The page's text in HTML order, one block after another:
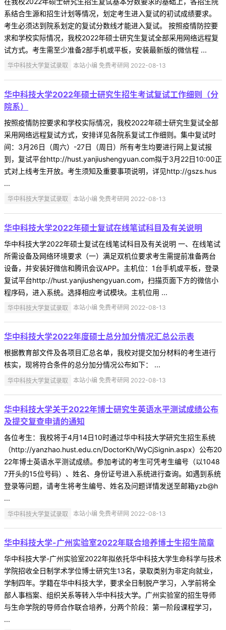
系结合生源和招生计划等情况，划定考生进入复试的初试成绩要求。
考生必须达到院系划定的复试分数线才能进入复试。 按照疫情防控要
求和学校实际情况，我校2022年硕士研究生复试全部采用网络远程复
试方式。考生需至少准备2部手机或平板，安装最新版的微信程 ...
华中科技大学复试录取 本站小编 免费考研网 2022-08-13
华中科技大学2022年硕士研究生招生考试复试工作细则（分
院系）
按照疫情防控要求和学校实际情况，我校2022年硕士研究生复试全部
采用网络远程复试方式，安排详见各院系复试工作细则。集中复试时
间：3月26日（周六）-27日（周日）所有考生均要进行网上复试报
到，复试平台http://hust.yanjiushengyuan.com拟于3月22日10:00正
式对上线考生开放。考生须知及重要事项说明，详见http://gszs.hus
...
华中科技大学复试录取 本站小编 免费考研网 2022-08-13
华中科技大学2022年硕士复试在线笔试科目及有关说明
华中科技大学2022年硕士复试在线笔试科目及有关说明 一、在线笔试
所需设备及网络环境要求（一）满足双机位要求考生需提前准备两台
设备，并安装好微信和腾讯会议APP。主机位：1台手机或平板，登录
复试平台http://hust.yanjiushengyuan.com，扫描页面下方的微信小
程序码，进入系统。选择相应考试模块。主机位用 ...
华中科技大学复试录取 本站小编 免费考研网 2022-08-13
华中科技大学2022年度硕士总分加分情况汇总公示表
根据教育部文件及各项目汇总名单，我校对提交加分材料的考生进行
核实，现将符合条件的总分加分情况公布如下： ...
华中科技大学复试录取 本站小编 免费考研网 2022-08-13
华中科技大学关于2022年博士研究生英语水平测试成绩公布
及提交复查申请的通知
各位考生：我校将于4月14日10时通过华中科技大学研究生招生系统
（http://yanzhao.hust.edu.cn/DoctorKh/WyCjSignin.aspx）公布20
22年博士英语水平测试成绩。参加考试的考生可凭考生编号（以1048
7开头的15位号码）、姓名、身份证号进入系统进行查询。如遇到系统
登录等问题，请考生将考生编号、姓名及问题详情发送至邮箱yzb@h
...
华中科技大学复试录取 本站小编 免费考研网 2022-08-13
华中科技大学-广州实验室2022年联合培养博士生招生简章
华中科技大学-广州实验室2022年拟依托华中科技大学生命科学与技术
学院招收全日制学术学位博士研究生13名，录取类别为非定向就业，
学制四年。学籍在华中科技大学，要求全日制脱产学习，入学前将全
部人事档案、组织关系等转入华中科技大学。广州实验室的招生导师
与生命学院的导师合作联合培养，分两个阶段：第一阶段课程学习，
...